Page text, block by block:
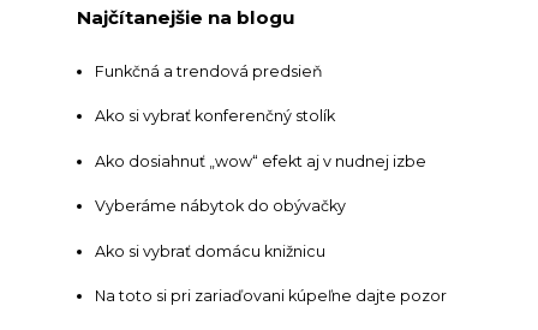
Najčítanejšie na blogu
Funkčná a trendová predsieň
Ako si vybrať konferenčný stolík
Ako dosiahnuť „wow“ efekt aj v nudnej izbe
Vyberáme nábytok do obývačky
Ako si vybrať domácu knižnicu
Na toto si pri zariaďovani kúpeľne dajte pozor